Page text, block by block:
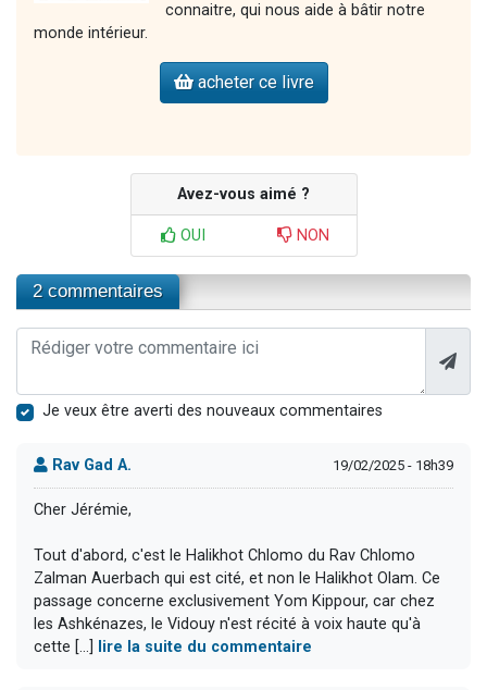
connaitre, qui nous aide à bâtir notre
monde intérieur.
acheter ce livre
Avez-vous aimé ?
OUI NON
2 commentaires
Je veux être averti des nouveaux commentaires
Rav Gad A. 19/02/2025 - 18h39
Cher Jérémie,
Tout d'abord, c'est le Halikhot Chlomo du Rav Chlomo
Zalman Auerbach qui est cité, et non le Halikhot Olam. Ce
passage concerne exclusivement Yom Kippour, car chez
les Ashkénazes, le Vidouy n'est récité à voix haute qu'à
cette [...]
lire la suite du commentaire